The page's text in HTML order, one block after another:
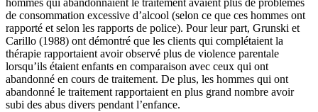
hommes qui abandonnaient le traitement avaient plus de problèmes
de consommation excessive d’alcool (selon ce que ces hommes ont
rapporté et selon les rapports de police). Pour leur part, Grunski et
Carillo (1988) ont démontré que les clients qui complétaient la
thérapie rapportaient avoir observé plus de violence parentale
lorsqu’ils étaient enfants en comparaison avec ceux qui ont
abandonné en cours de traitement. De plus, les hommes qui ont
abandonné le traitement rapportaient en plus grand nombre avoir
subi des abus divers pendant l’enfance.